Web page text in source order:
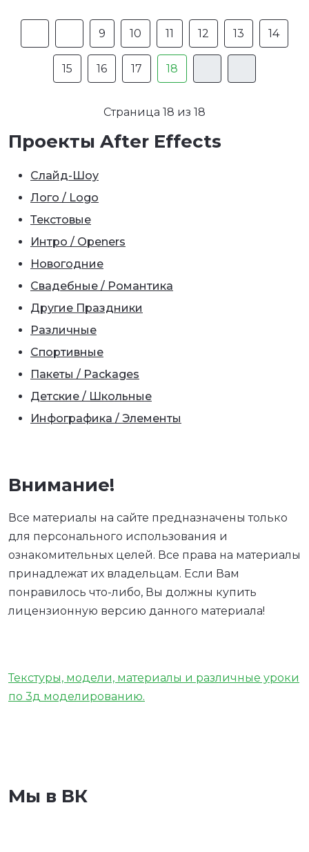
9 10 11 12 13 14
15 16 17 18
Страница 18 из 18
Проекты After Effects
Слайд-Шоу
Лого / Logo
Текстовые
Интро / Openers
Новогодние
Свадебные / Романтика
Другие Праздники
Различные
Спортивные
Пакеты / Packages
Детские / Школьные
Инфографика / Элементы
Внимание!
Все материалы на сайте предназначены только
для персонального использования и
ознакомительных целей. Все права на материалы
принадлежат их владельцам. Если Вам
понравилось что-либо, Вы должны купить
лицензионную версию данного материала!
Текстуры, модели, материалы и различные уроки
по 3д моделированию.
Мы в ВК